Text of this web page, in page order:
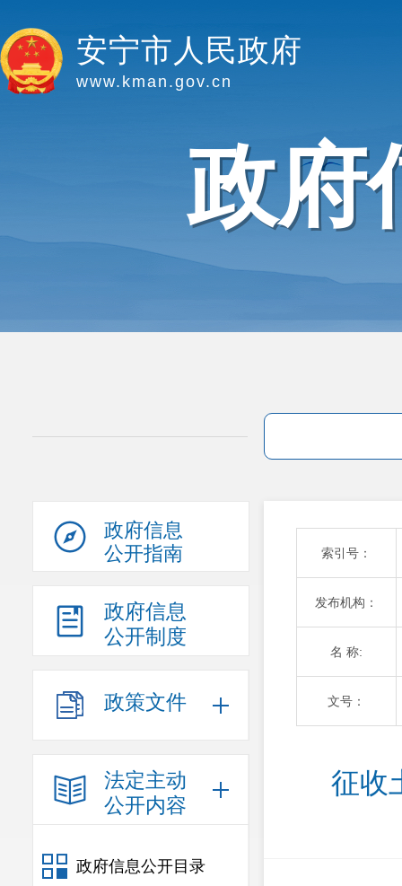
安宁市人民政府
www.kman.gov.cn
政府
政府信息
公开指南
政府信息
公开制度
政策文件
法定主动
公开内容
政府信息公开目录
索引号：
发布机构：
名 称:
文号：
征收